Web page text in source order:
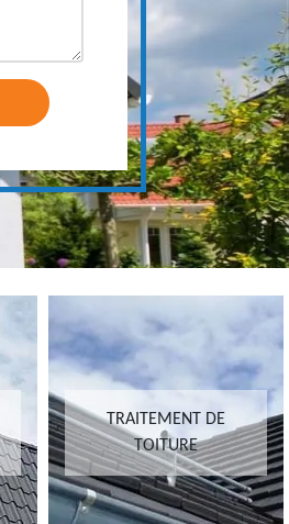
TRAITEMENT DE
TOITURE